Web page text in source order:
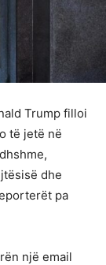
Trump filloi
të jetë në
dhe
pa
një email